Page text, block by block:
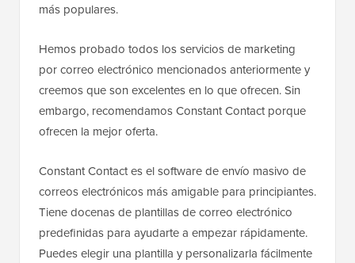
más populares.
Hemos probado todos los servicios de marketing
por correo electrónico mencionados anteriormente y
creemos que son excelentes en lo que ofrecen. Sin
embargo, recomendamos Constant Contact porque
ofrecen la mejor oferta.
Constant Contact es el software de envío masivo de
correos electrónicos más amigable para principiantes.
Tiene docenas de plantillas de correo electrónico
predefinidas para ayudarte a empezar rápidamente.
Puedes elegir una plantilla y personalizarla fácilmente